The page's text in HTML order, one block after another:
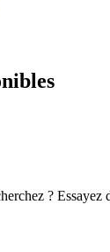
? Essayez